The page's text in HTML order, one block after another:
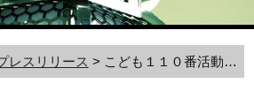
レスリリース > こども１１０番活動協力について